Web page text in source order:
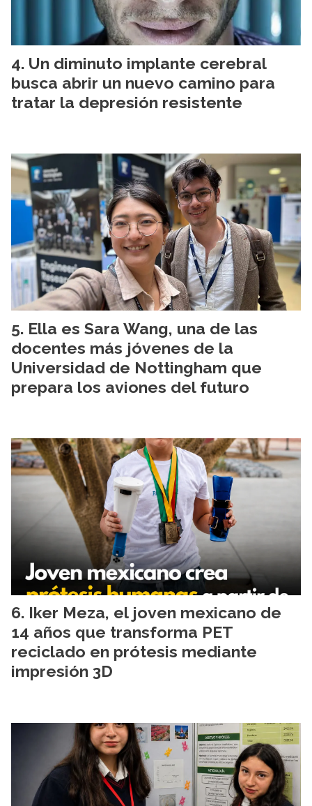
Un diminuto implante cerebral
busca abrir un nuevo camino para
tratar la depresión resistente
Ella es Sara Wang, una de las
docentes más jóvenes de la
Universidad de Nottingham que
prepara los aviones del futuro
Iker Meza, el joven mexicano de
14 años que transforma PET
reciclado en prótesis mediante
impresión 3D